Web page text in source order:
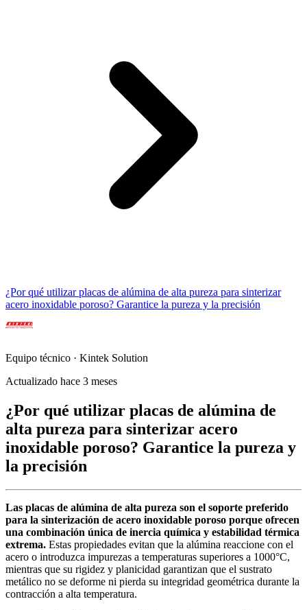
¿Por qué utilizar placas de alúmina de alta pureza para sinterizar
acero inoxidable poroso? Garantice la pureza y la precisión
Equipo técnico · Kintek Solution
Actualizado hace 3 meses
¿Por qué utilizar placas de alúmina de
alta pureza para sinterizar acero
inoxidable poroso? Garantice la pureza y
la precisión
Las placas de alúmina de alta pureza son el soporte preferido
para la sinterización de acero inoxidable poroso porque ofrecen
una combinación única de inercia química y estabilidad térmica
extrema. Estas propiedades evitan que la alúmina reaccione con el
acero o introduzca impurezas a temperaturas superiores a 1000°C,
mientras que su rigidez y planicidad garantizan que el sustrato
metálico no se deforme ni pierda su integridad geométrica durante la
contracción a alta temperatura.